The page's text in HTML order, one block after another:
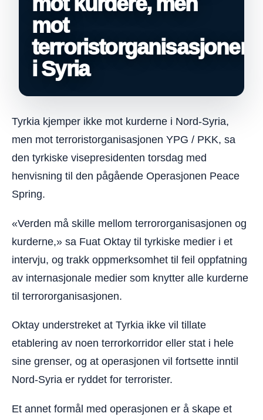
mot
terroristorganisasjonen
i Syria
Tyrkia kjemper ikke mot kurderne i Nord-Syria,
men mot terroristorganisasjonen YPG / PKK, sa
den tyrkiske visepresidenten torsdag med
henvisning til den pågående Operasjonen Peace
Spring.
«Verden må skille mellom terrororganisasjonen og
kurderne,» sa Fuat Oktay til tyrkiske medier i et
intervju, og trakk oppmerksomhet til feil oppfatning
av internasjonale medier som knytter alle kurderne
til terrororganisasjonen.
Oktay understreket at Tyrkia ikke vil tillate
etablering av noen terrorkorridor eller stat i hele
sine grenser, og at operasjonen vil fortsette inntil
Nord-Syria er ryddet for terrorister.
Et annet formål med operasjonen er å skape et